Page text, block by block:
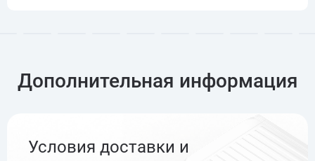
Дополнительная информация
Условия доставки и